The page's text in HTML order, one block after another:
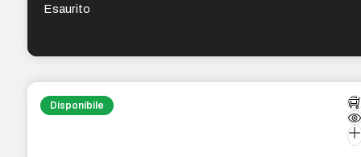
Esaurito
Disponibile